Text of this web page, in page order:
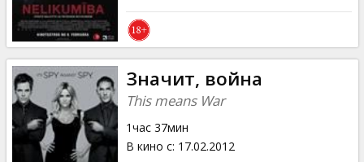
Значит, война
This means War
1час 37мин
В кино с: 17.02.2012